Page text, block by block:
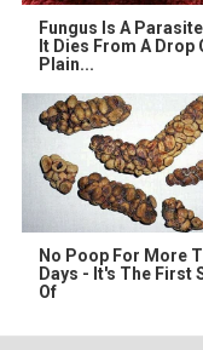
Fungus Is A
It Dies From A Drop
Plain...
No Poop For More
Days - It's The First
Of